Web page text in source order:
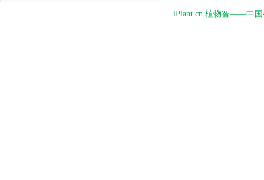
iPlant.cn 植物智——中国